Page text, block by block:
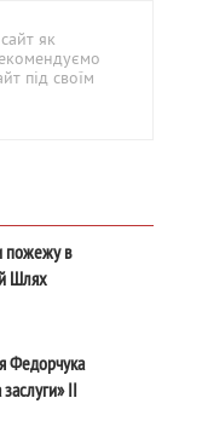
як
під своїм
пожежу в
Шлях
Федорчука
ІІ